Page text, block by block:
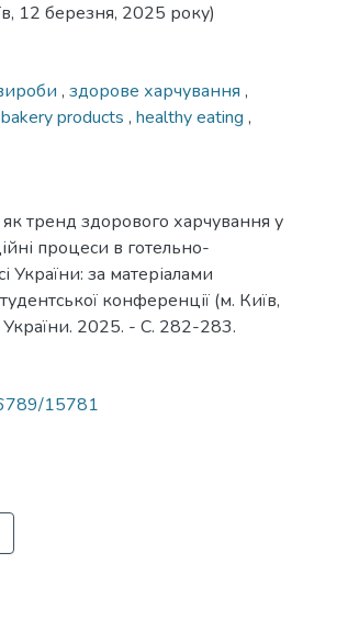
12 березня, 2025 року)
, здорове харчування ,
bakery products , healthy eating ,
тренд здорового харчування у
процеси в готельно-
України: за матеріалами
конференції (м. Київ,
2025. - С. 282-283.
15781